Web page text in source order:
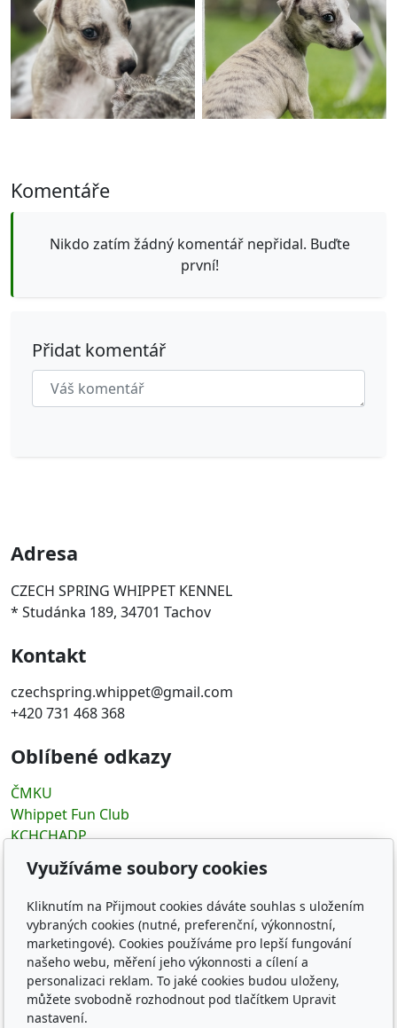
Komentáře
Nikdo zatím žádný komentář nepřidal. Buďte
první!
Přidat komentář
Adresa
CZECH SPRING WHIPPET KENNEL
* Studánka 189, 34701 Tachov
Kontakt
czechspring.whippet@gmail.com
+420 731 468 368
Oblíbené odkazy
ČMKU
Whippet Fun Club
KCHCHADP
Klub chovatelov chrtov
The whippets archives
Sledujte nás
Využíváme soubory cookies
Kliknutím na Přijmout cookies dáváte souhlas s uložením
vybraných cookies (nutné, preferenční, výkonnostní,
marketingové). Cookies používáme pro lepší fungování
našeho webu, měření jeho výkonnosti a cílení a
personalizaci reklam. To jaké cookies budou uloženy,
můžete svobodně rozhodnout pod tlačítkem Upravit
nastavení.